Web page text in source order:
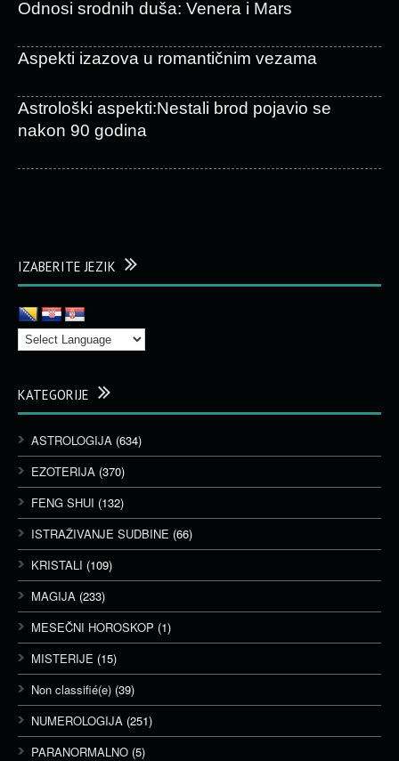
Odnosi srodnih duša: Venera i Mars
Aspekti izazova u romantičnim vezama
Astrološki aspekti:Nestali brod pojavio se
nakon 90 godina
IZABERITE JEZIK
KATEGORIJE
ASTROLOGIJA (634)
EZOTERIJA (370)
FENG SHUI (132)
ISTRAŽIVANJE SUDBINE (66)
KRISTALI (109)
MAGIJA (233)
MESEČNI HOROSKOP (1)
MISTERIJE (15)
Non classifié(e) (39)
NUMEROLOGIJA (251)
PARANORMALNO (5)